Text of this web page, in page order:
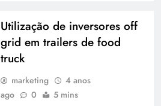
Utilização de inversores off
grid em trailers de food
truck
marketing
4 anos
ago
0 5 mins